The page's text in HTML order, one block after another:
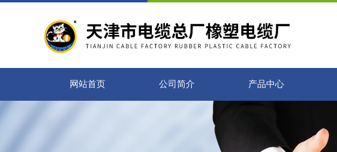
网站首页 公司简介 产品中心